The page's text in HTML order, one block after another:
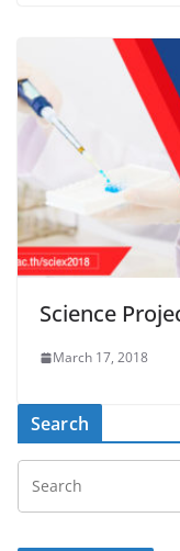
Science
March 17, 2018
Search